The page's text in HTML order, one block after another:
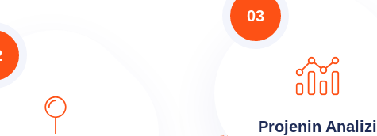
03
Projenin Analizi